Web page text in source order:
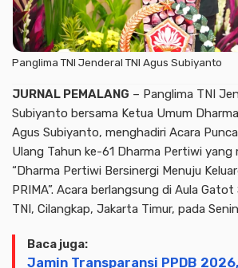
Panglima TNI Jenderal TNI Agus Subiyanto
JURNAL PEMALANG – Panglima TNI
Subiyanto bersama Ketua Umum
Agus Subiyanto, menghadiri Acara
Ulang Tahun ke-61 Dharma Pertiwi
“Dharma Pertiwi Bersinergi Menuju
PRIMA”. Acara berlangsung di Aula
TNI, Cilangkap, Jakarta Timur, pada
Baca juga:
Jamin Transparansi PPDB